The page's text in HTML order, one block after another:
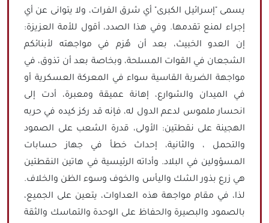
يسمى "إسرائيل الكبرى" أي شرق الفرات، ولا يتوانى عن أي
إجراء لمنع تقدمها. وفي هذا الصدد، أقول للأمة العزيزة:
إن العدو الخبيث، بعد أن هُزم في مواجهته لأبنائكم
الشجعان في القوات المسلحة، وبخاصة بعد أن تذوق، في
مواجهة الضربة القاسية سواء في المعركة العسكرية أو
في الميدان والشوارع، إهانة عميقة ومعبرة، أدت إلى
انحسار ملموس لدعم الدول له، فإنه قد ركز كيده في حربه
الهجينة على نقطتين: الأولى، قدرة الشعب على الصمود
والتحمل ، والثانية، إحداث خطأ في جهاز حسابات
المسؤولين في البلاد. وأداته الرئيسية في هاتين النقطتين
هي زرع بذور الشك واليأس والخوف وسوء الظن والخلاف.
لذا، في مقام مواجهة هذه العداوات، يتعين على الجميع،
بالصمود والبصيرة والحفاظ على الوحدة والتماسك والثقة